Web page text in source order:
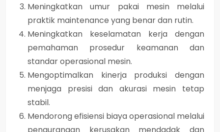
Meningkatkan umur pakai mesin melalui
praktik maintenance yang benar dan rutin.
Meningkatkan keselamatan kerja dengan
pemahaman prosedur keamanan dan
standar operasional mesin.
Mengoptimalkan kinerja produksi dengan
menjaga presisi dan akurasi mesin tetap
stabil.
Mendorong efisiensi biaya operasional melalui
pengurangan kerusakan mendadak dan